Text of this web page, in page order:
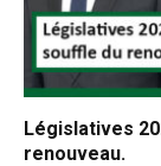
Législatives
renouveau.